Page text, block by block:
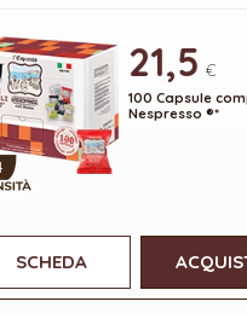
21,5 €
100 Capsule
Nespresso ®*
SCHEDA